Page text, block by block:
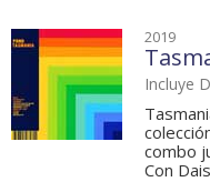
2019
Incluye
combo
Con